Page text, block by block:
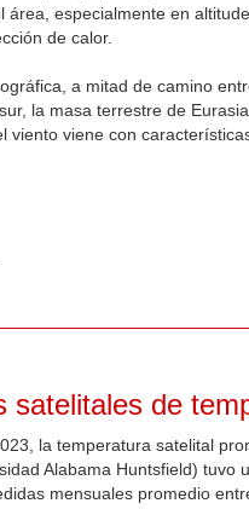
área, especialmente en
de calor.
a mitad de camino
la masa terrestre de
viento viene con
satelitales de
la temperatura satelital
Alabama Huntsfield) tuvo
mensuales promedio